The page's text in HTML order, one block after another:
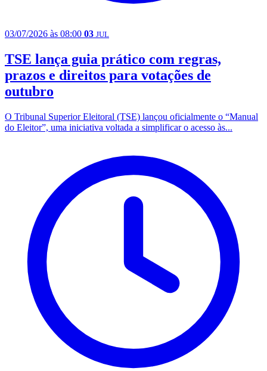
03/07/2026 às 08:00 03 JUL
TSE lança guia prático com regras,
prazos e direitos para votações de
outubro
O Tribunal Superior Eleitoral (TSE) lançou oficialmente o “Manual
do Eleitor”, uma iniciativa voltada a simplificar o acesso às...